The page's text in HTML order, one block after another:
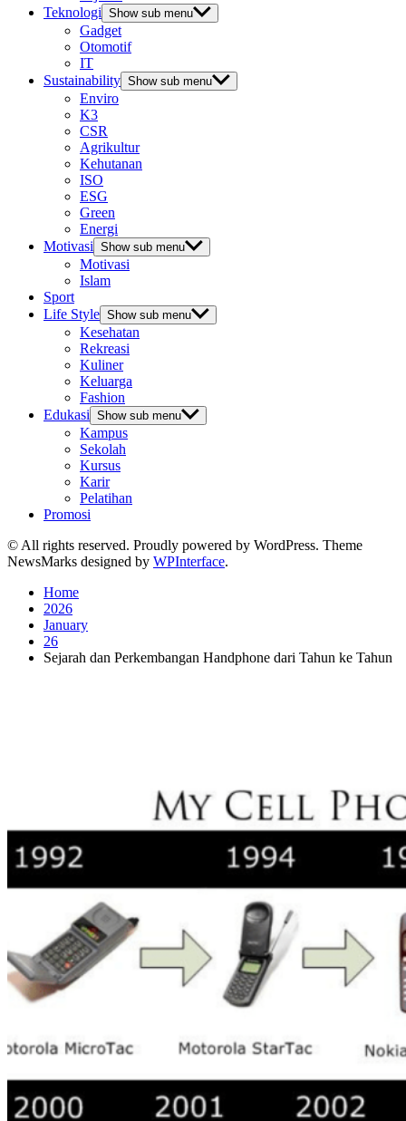
Teknologi Show sub menu
Gadget
Otomotif
IT
Sustainability Show sub menu
Enviro
K3
CSR
Agrikultur
Kehutanan
ISO
ESG
Green
Energi
Motivasi Show sub menu
Motivasi
Islam
Sport
Life Style Show sub menu
Kesehatan
Rekreasi
Kuliner
Keluarga
Fashion
Edukasi Show sub menu
Kampus
Sekolah
Kursus
Karir
Pelatihan
Promosi
© All rights reserved. Proudly powered by WordPress. Theme
NewsMarks designed by WPInterface.
Home
2026
January
26
Sejarah dan Perkembangan Handphone dari Tahun ke Tahun